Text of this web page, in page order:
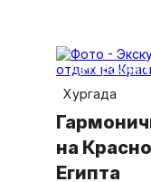
авторский
Хургада
на
Египта